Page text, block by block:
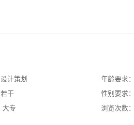
设计策划
若干
大专
年龄要求：
性别要求：
浏览次数：